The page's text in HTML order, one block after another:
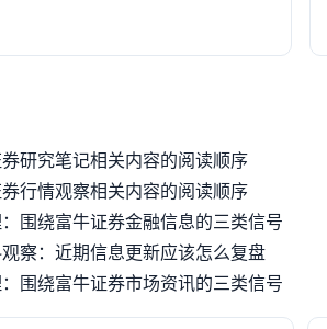
研究笔记相关内容的阅读顺序
行情观察相关内容的阅读顺序
围绕富牛证券金融信息的三类信号
察：近期信息更新应该怎么复盘
围绕富牛证券市场资讯的三类信号